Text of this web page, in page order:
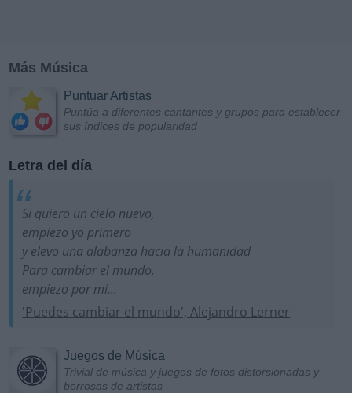
Más Música
Puntuar Artistas
Puntúa a diferentes cantantes y grupos para establecer
sus índices de popularidad
Letra del día
Si quiero un cielo nuevo,
empiezo yo primero
y elevo una alabanza hacia la humanidad
Para cambiar el mundo,
empiezo por mí...
'Puedes cambiar el mundo', Alejandro Lerner
Juegos de Música
Trivial de música y juegos de fotos distorsionadas y
borrosas de artistas